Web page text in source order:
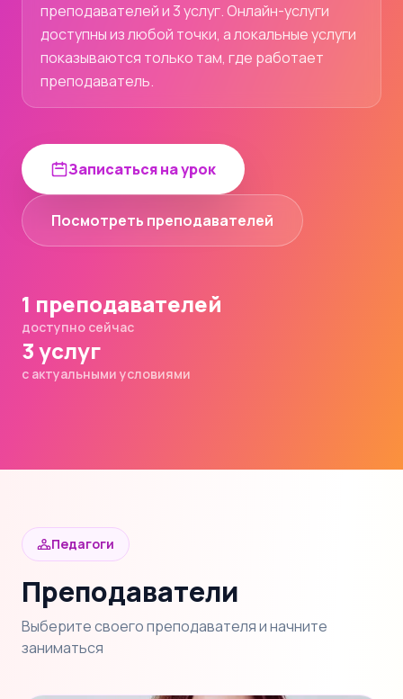
преподавателей и 3 услуг. Онлайн-услуги
доступны из любой точки, а локальные услуги
показываются только там, где работает
преподаватель.
Записаться на урок
Посмотреть преподавателей
1 преподавателей
доступно сейчас
3 услуг
с актуальными условиями
Педагоги
Преподаватели
Выберите своего преподавателя и начните
заниматься